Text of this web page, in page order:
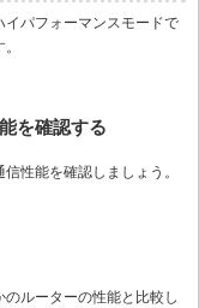
パフォーマンスモードで
を確認する
性能を確認しましょう。
ルーターの性能と比較し